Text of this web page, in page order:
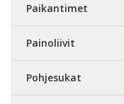
Paikantimet
Painoliivit
Pohjesukat